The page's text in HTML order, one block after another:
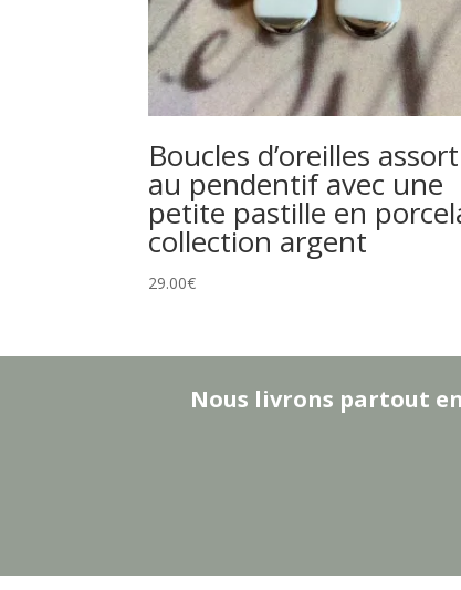
Boucles d’oreilles
au pendentif avec une
petite pastille en
collection argent
29.00€
Nous livrons partout